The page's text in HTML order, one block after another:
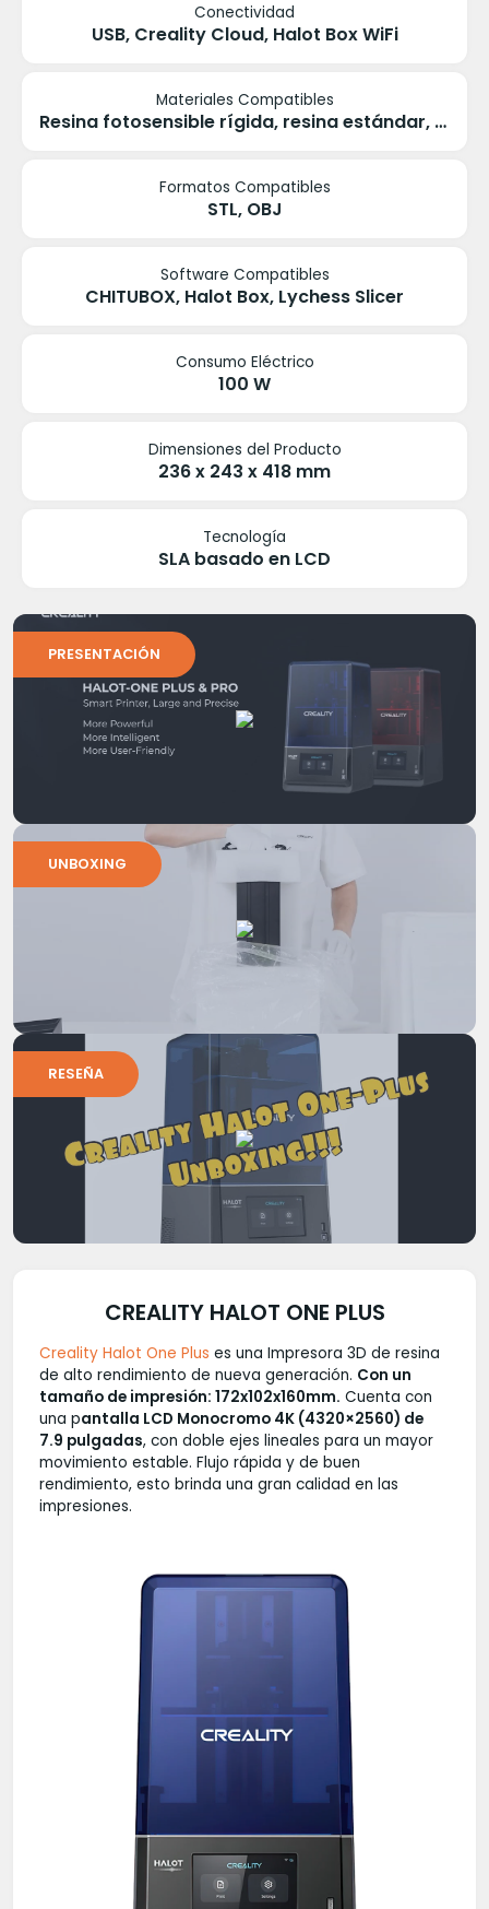
Conectividad
USB, Creality Cloud, Halot Box WiFi
Materiales Compatibles
Resina fotosensible rígida, resina estándar, elástica, de alta dureza y de membrana dental
Formatos Compatibles
STL, OBJ
Software Compatibles
CHITUBOX, Halot Box, Lychess Slicer
Consumo Eléctrico
100 W
Dimensiones del Producto
236 x 243 x 418 mm
Tecnología
SLA basado en LCD
PRESENTACIÓN
UNBOXING
RESEÑA
CREALITY HALOT ONE PLUS
Creality Halot One Plus es una Impresora 3D de resina
de alto rendimiento de nueva generación. Con un
tamaño de impresión: 172x102x160mm. Cuenta con
una pantalla LCD Monocromo 4K (4320×2560) de
7.9 pulgadas, con doble ejes lineales para un mayor
movimiento estable. Flujo rápida y de buen
rendimiento, esto brinda una gran calidad en las
impresiones.